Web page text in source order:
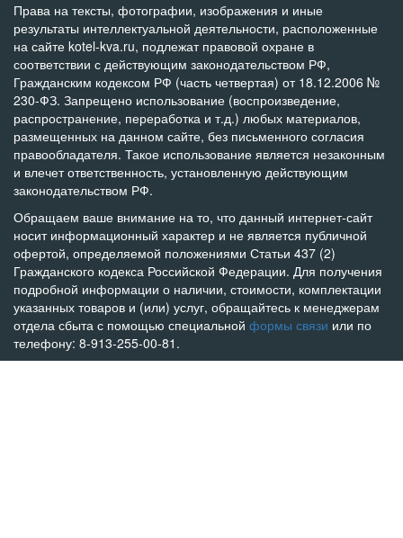
Права на тексты, фотографии, изображения и иные
результаты интеллектуальной деятельности, расположенные
на сайте kotel-kva.ru, подлежат правовой охране в
соответствии с действующим законодательством РФ,
Гражданским кодексом РФ (часть четвертая) от 18.12.2006 №
230-ФЗ. Запрещено использование (воспроизведение,
распространение, переработка и т.д.) любых материалов,
размещенных на данном сайте, без письменного согласия
правообладателя. Такое использование является незаконным
и влечет ответственность, установленную действующим
законодательством РФ.
Обращаем ваше внимание на то, что данный интернет-сайт
носит информационный характер и не является публичной
офертой, определяемой положениями Статьи 437 (2)
Гражданского кодекса Российской Федерации. Для получения
подробной информации о наличии, стоимости, комплектации
указанных товаров и (или) услуг, обращайтесь к менеджерам
отдела сбыта с помощью специальной формы связи или по
телефону: 8-913-255-00-81.